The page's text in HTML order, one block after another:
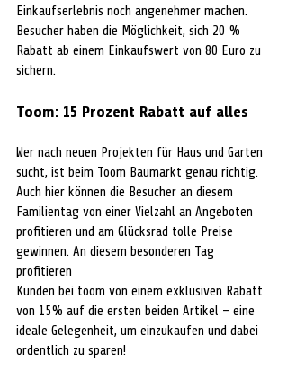
Einkaufserlebnis noch angenehmer machen.
Besucher haben die Möglichkeit, sich 20 %
Rabatt ab einem Einkaufswert von 80 Euro zu
sichern.
Toom: 15 Prozent Rabatt auf alles
Wer nach neuen Projekten für Haus und Garten
sucht, ist beim Toom Baumarkt genau richtig.
Auch hier können die Besucher an diesem
Familientag von einer Vielzahl an Angeboten
profitieren und am Glücksrad tolle Preise
gewinnen. An diesem besonderen Tag
profitieren
Kunden bei toom von einem exklusiven Rabatt
von 15% auf die ersten beiden Artikel – eine
ideale Gelegenheit, um einzukaufen und dabei
ordentlich zu sparen!